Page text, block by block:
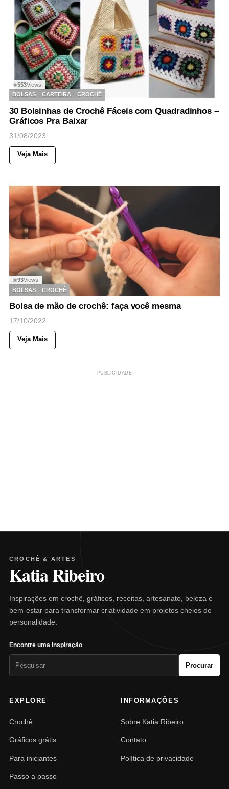
◉553Views
BOLSAS
CARTEIRA CROCHÊ
30 Bolsinhas de Crochê Fáceis com Quadradinhos –
Gráficos Pra Baixar
31/08/2023
Veja Mais
◉93Views
BOLSAS
CROCHÊ
Bolsa de mão de crochê: faça você mesma
17/10/2022
Veja Mais
PUBLICIDADE
CROCHÊ & ARTES
Katia Ribeiro
Inspirações em crochê, gráficos, receitas, artesanato, beleza e
bem-estar para transformar criatividade em projetos cheios de
personalidade.
Encontre uma inspiração
Procurar
EXPLORE
Crochê
Gráficos grátis
Para iniciantes
Passo a passo
INFORMAÇÕES
Sobre Katia Ribeiro
Contato
Política de privacidade